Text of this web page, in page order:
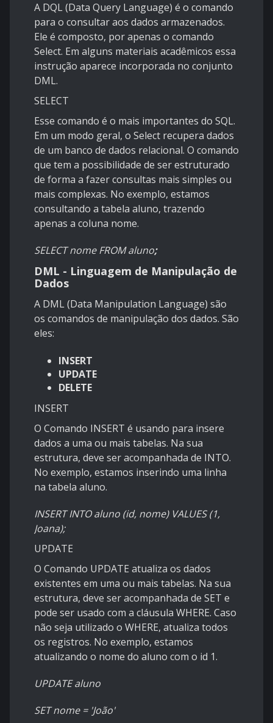
A DQL (Data Query Language) é o comando
para o consultar aos dados armazenados.
Ele é composto, por apenas o comando
Select. Em alguns materiais acadêmicos essa
instrução aparece incorporada no conjunto
DML.
SELECT
Esse comando é o mais importantes do SQL.
Em um modo geral, o Select recupera dados
de um banco de dados relacional. O comando
que tem a possibilidade de ser estruturado
de forma a fazer consultas mais simples ou
mais complexas. No exemplo, estamos
consultando a tabela aluno, trazendo
apenas a coluna nome.
SELECT nome FROM aluno;
DML - Linguagem de Manipulação de
Dados
A DML (Data Manipulation Language) são
os comandos de manipulação dos dados. São
eles:
INSERT
UPDATE
DELETE
INSERT
O Comando INSERT é usando para insere
dados a uma ou mais tabelas. Na sua
estrutura, deve ser acompanhada de INTO.
No exemplo, estamos inserindo uma linha
na tabela aluno.
INSERT INTO aluno (id, nome) VALUES (1,
Joana);
UPDATE
O Comando UPDATE atualiza os dados
existentes em uma ou mais tabelas. Na sua
estrutura, deve ser acompanhada de SET e
pode ser usado com a cláusula WHERE. Caso
não seja utilizado o WHERE, atualiza todos
os registros. No exemplo, estamos
atualizando o nome do aluno com o id 1.
UPDATE aluno
SET nome = 'João'